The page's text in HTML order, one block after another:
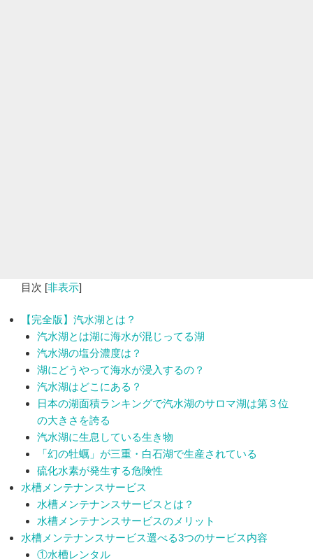
目次 [非表示]
【完全版】汽水湖とは？
汽水湖とは湖に海水が混じってる湖
汽水湖の塩分濃度は？
湖にどうやって海水が浸入するの？
汽水湖はどこにある？
日本の湖面積ランキングで汽水湖のサロマ湖は第３位
の大きさを誇る
汽水湖に生息している生き物
「幻の牡蠣」が三重・白石湖で生産されている
硫化水素が発生する危険性
水槽メンテナンスサービス
水槽メンテナンスサービスとは？
水槽メンテナンスサービスのメリット
水槽メンテナンスサービス選べる3つのサービス内容
①水槽レンタル